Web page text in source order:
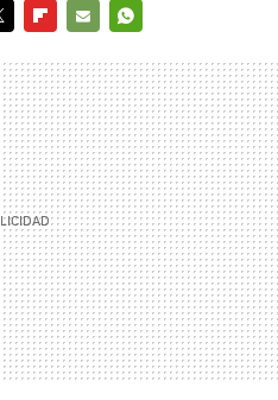
MAIL